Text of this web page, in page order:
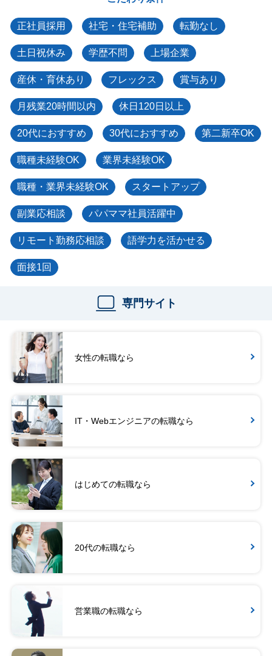
正社員採用 社宅・住宅補助 転勤なし
土日祝休み 学歴不問 上場企業
産休・育休あり フレックス 賞与あり
月残業20時間以内 休日120日以上
20代におすすめ 30代におすすめ 第二新卒OK
職種未経験OK 業界未経験OK
職種・業界未経験OK スタートアップ
副業応相談 パパママ社員活躍中
リモート勤務応相談 語学力を活かせる
面接1回
専門サイト
女性の転職なら
IT・Webエンジニアの転職なら
はじめての転職なら
20代の転職なら
営業職の転職なら